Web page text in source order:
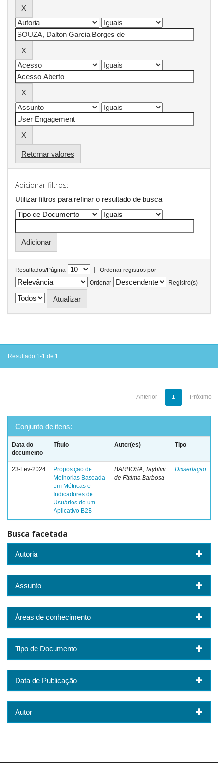
Retornar valores
Adicionar filtros:
Utilizar filtros para refinar o resultado de busca.
Resultados/Página |
Ordenar registros por
Ordenar
Registro(s)
Resultado 1-1 de 1.
Anterior 1 Próximo
Conjunto de itens:
Data do
documento
Título Autor(es) Tipo
23-Fev-2024
Proposição de
Melhorias Baseada
em Métricas e
Indicadores de
Usuários de um
Aplicativo B2B
BARBOSA, Tayblini
de Fátima Barbosa
Dissertação
Busca facetada
Autoria
Assunto
Áreas de conhecimento
Tipo de Documento
Data de Publicação
Autor